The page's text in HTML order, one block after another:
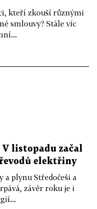
kteří zkouší různými
smlouvy? Stále víc
listopadu začal
elektřiny
a plynu Středočeši a
závěr roku je i